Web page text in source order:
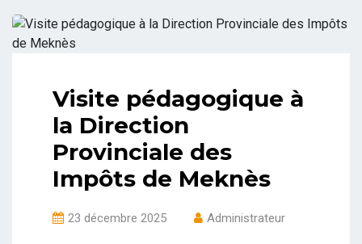
Visite pédagogique à
la Direction
Provinciale des
Impôts de Meknès
23 décembre 2025 Administrateur